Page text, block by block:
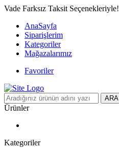
Vade Farksız Taksit Seçenekleriyle!
AnaSayfa
Siparişlerim
Kategoriler
Mağazalarımız
Favoriler
ARA
Ürünler
Kategoriler